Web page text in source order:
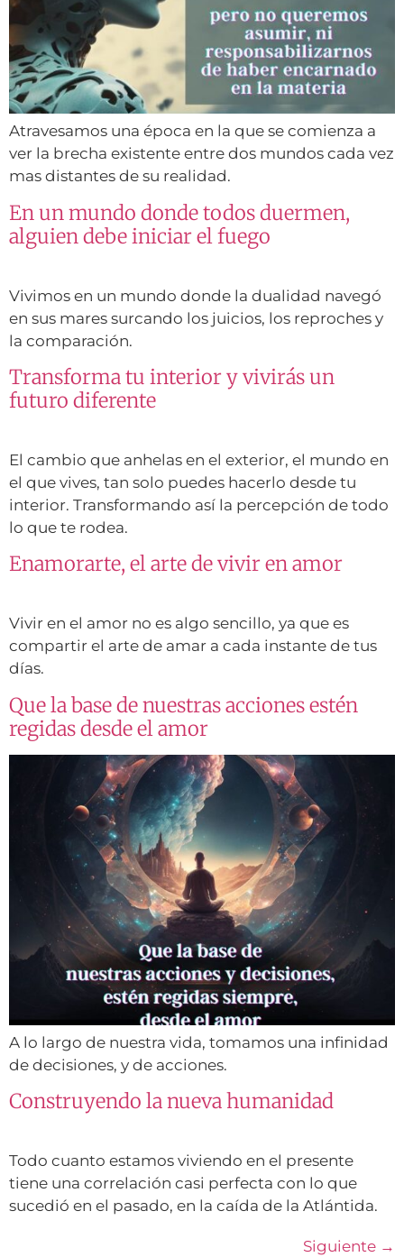
Atravesamos una época en la que se comienza a
ver la brecha existente entre dos mundos cada vez
mas distantes de su realidad.
En un mundo donde todos duermen,
alguien debe iniciar el fuego
Vivimos en un mundo donde la dualidad navegó
en sus mares surcando los juicios, los reproches y
la comparación.
Transforma tu interior y vivirás un
futuro diferente
El cambio que anhelas en el exterior, el mundo en
el que vives, tan solo puedes hacerlo desde tu
interior. Transformando así la percepción de todo
lo que te rodea.
Enamorarte, el arte de vivir en amor
Vivir en el amor no es algo sencillo, ya que es
compartir el arte de amar a cada instante de tus
días.
Que la base de nuestras acciones estén
regidas desde el amor
A lo largo de nuestra vida, tomamos una infinidad
de decisiones, y de acciones.
Construyendo la nueva humanidad
Todo cuanto estamos viviendo en el presente
tiene una correlación casi perfecta con lo que
sucedió en el pasado, en la caída de la Atlántida.
Siguiente →